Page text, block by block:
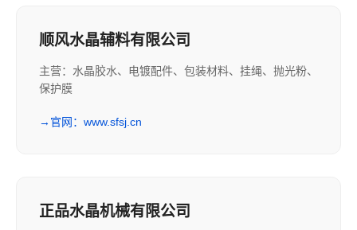
顺风水晶辅料有限公司
主营：水晶胶水、电镀配件、包装材料、挂绳、抛光粉、
保护膜
→ 官网：www.sfsj.cn
正品水晶机械有限公司